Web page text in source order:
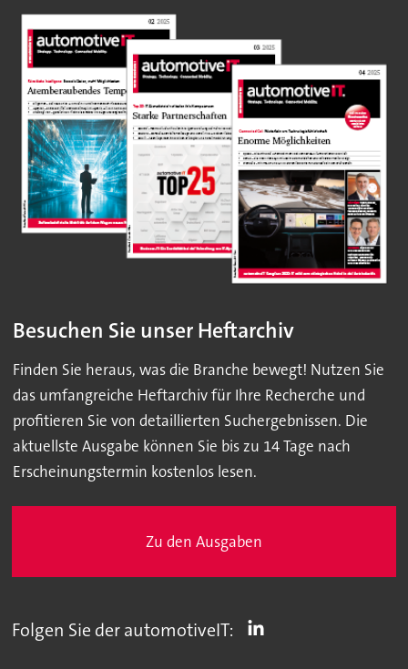
Besuchen Sie unser Heftarchiv
Finden Sie heraus, was die Branche bewegt! Nutzen Sie
das umfangreiche Heftarchiv für Ihre Recherche und
profitieren Sie von detaillierten Suchergebnissen. Die
aktuellste Ausgabe können Sie bis zu 14 Tage nach
Erscheinungstermin kostenlos lesen.
Zu den Ausgaben
Folgen Sie der automotiveIT: